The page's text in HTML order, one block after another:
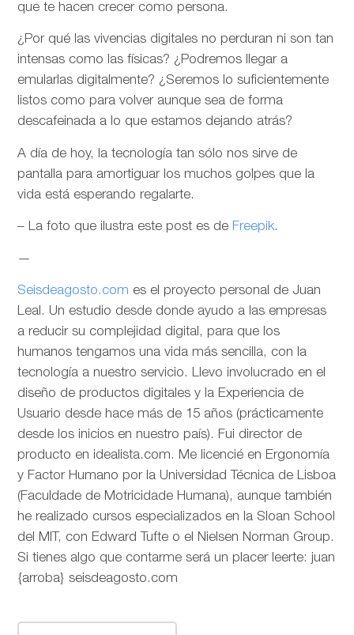
que te hacen crecer como persona.
¿Por qué las vivencias digitales no perduran ni son tan
intensas como las físicas? ¿Podremos llegar a
emularlas digitalmente? ¿Seremos lo suficientemente
listos como para volver aunque sea de forma
descafeinada a lo que estamos dejando atrás?
A día de hoy, la tecnología tan sólo nos sirve de
pantalla para amortiguar los muchos golpes que la
vida está esperando regalarte.
– La foto que ilustra este post es de Freepik.
—
Seisdeagosto.com es el proyecto personal de Juan
Leal. Un estudio desde donde ayudo a las empresas
a reducir su complejidad digital, para que los
humanos tengamos una vida más sencilla, con la
tecnología a nuestro servicio. Llevo involucrado en el
diseño de productos digitales y la Experiencia de
Usuario desde hace más de 15 años (prácticamente
desde los inicios en nuestro país). Fui director de
producto en idealista.com. Me licencié en Ergonomía
y Factor Humano por la Universidad Técnica de Lisboa
(Faculdade de Motricidade Humana), aunque también
he realizado cursos especializados en la Sloan School
del MIT, con Edward Tufte o el Nielsen Norman Group.
Si tienes algo que contarme será un placer leerte: juan
{arroba} seisdeagosto.com